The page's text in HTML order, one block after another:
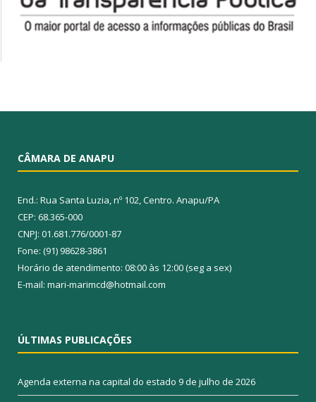
CÂMARA DE ANAPU
End.: Rua Santa Luzia, nº 102, Centro. Anapu/PA
CEP: 68.365-000
CNPJ: 01.681.776/0001-87
Fone: (91) 98628-3861
Horário de atendimento: 08:00 às 12:00 (seg a sex)
E-mail: mari-marimcd@hotmail.com
ÚLTIMAS PUBLICAÇÕES
Agenda externa na capital do estado 9 de julho de 2026